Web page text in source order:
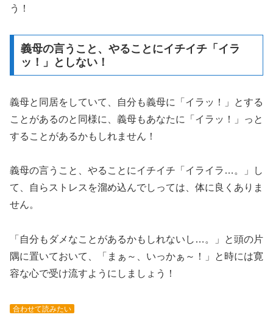
う！
義母の言うこと、やることにイチイチ「イラ
ッ！」としない！
義母と同居をしていて、自分も義母に「イラッ！」とする
ことがあるのと同様に、義母もあなたに「イラッ！」っと
することがあるかもしれません！
義母の言うこと、やることにイチイチ「イライラ…。」し
て、自らストレスを溜め込んでしっては、体に良くありま
せん。
「自分もダメなことがあるかもしれないし…。」と頭の片
隅に置いておいて、「まぁ～、いっかぁ～！」と時には寛
容な心で受け流すようにしましょう！
合わせて読みたい